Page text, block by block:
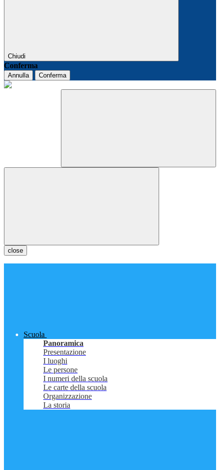
Chiudi
Conferma
Annulla Conferma
close
Scuola
Panoramica
Presentazione
I luoghi
Le persone
I numeri della scuola
Le carte della scuola
Organizzazione
La storia